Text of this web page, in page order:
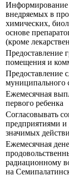
Информирование
внедряемых в
химических,
основе
(кроме
Предоставление
помещения и
Предоставление
муниципального
Ежемесячная
первого ребенка
Согласовывать
предприятиями
значимых
Ежемесячная
радиационному
на